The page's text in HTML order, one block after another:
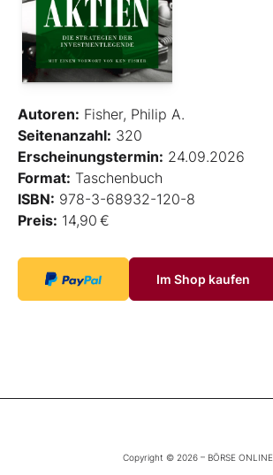
Autoren: Fisher, Philip A.
Seitenanzahl: 320
Erscheinungstermin: 24.09.2026
Format: Taschenbuch
ISBN: 978-3-68932-120-8
Preis: 14,90 €
Im Shop kaufen
Copyright © 2026 – BÖRSE ONLINE